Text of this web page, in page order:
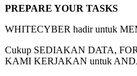
PREPARE YOUR TASKS
WHITECYBER hadir untuk
Cukup SEDIAKAN DATA,
KAMI KERJAKAN untuk